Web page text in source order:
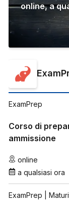
online,a
ExamPrep
Corso di
ammissione
online
a qualsiasi ora
ExamPrep |